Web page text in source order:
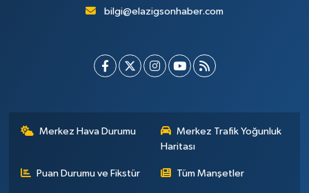
bilgi@elazigsonhaber.com
Merkez Hava Durumu
Merkez Trafik Yoğunluk
Haritası
Puan Durumu ve Fikstür Tüm Manşetler